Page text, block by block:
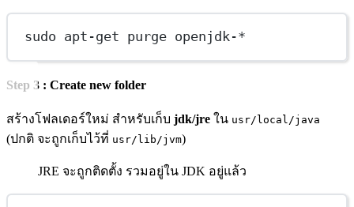
sudo apt-get purge openjdk-*
Step 3 : Create new folder
สร้างโฟลเดอร์ใหม่ สำหรับเก็บ jdk/jre ใน usr/local/java
(ปกติ จะถูกเก็บไว้ที่ usr/lib/jvm)
JRE จะถูกติดตั้ง รวมอยู่ใน JDK อยู่แล้ว